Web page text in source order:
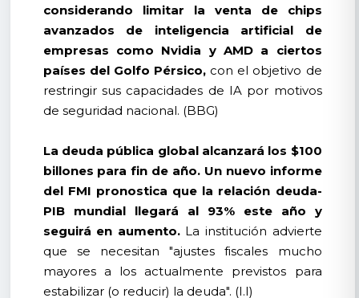
considerando limitar la venta de chips
avanzados de inteligencia artificial de
empresas como Nvidia y AMD a ciertos
países del Golfo Pérsico,con el objetivo de
restringir sus capacidades de IA por motivos
de seguridad nacional. (BBG)
La deuda pública global alcanzará los $100
billones para fin de año. Un nuevo informe
del FMI pronostica que la relación deuda-
PIB mundial llegará al 93% este año y
seguirá en aumento.La institución advierte
que se necesitan "ajustes fiscales mucho
mayores a los actualmente previstos para
estabilizar (o reducir) la deuda". (I.I)